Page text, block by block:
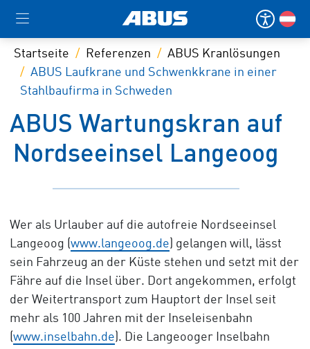
Startseite Referenzen
ABUS Kranlösungen
ABUS Laufkrane und Schwenkkrane in einer
Stahlbaufirma in Schweden
ABUS Wartungskran auf
Nordseeinsel Langeoog
Wer als Urlauber auf die autofreie Nordseeinsel
Langeoog (www.langeoog.de) gelangen will, lässt
sein Fahrzeug an der Küste stehen und setzt mit der
Fähre auf die Insel über. Dort angekommen, erfolgt
der Weitertransport zum Hauptort der Insel seit
mehr als 100 Jahren mit der Inseleisenbahn
(www.inselbahn.de). Die Langeooger Inselbahn